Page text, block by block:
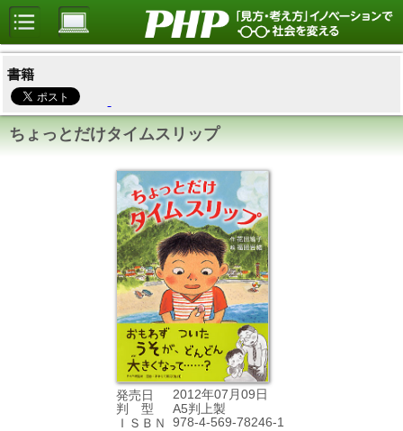
書籍
ちょっとだけタイムスリップ
発売日
2012年07月09日
判 型
A5判上製
ＩＳＢＮ
978-4-569-78246-1